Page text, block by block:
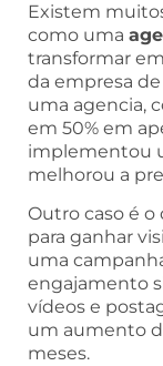
Existem
como uma
transformar
da empresa
uma agencia,
em 50% em
implementou
melhorou a
Outro caso é
para ganhar
uma
engajamento
vídeos e
um aumento
meses.